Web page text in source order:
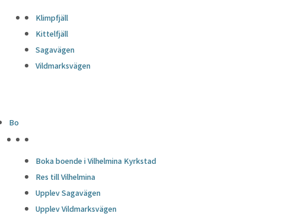
Klimpfjäll
Kittelfjäll
Sagavägen
Vildmarksvägen
Bo
Boka boende i Vilhelmina Kyrkstad
Res till Vilhelmina
Upplev Sagavägen
Upplev Vildmarksvägen